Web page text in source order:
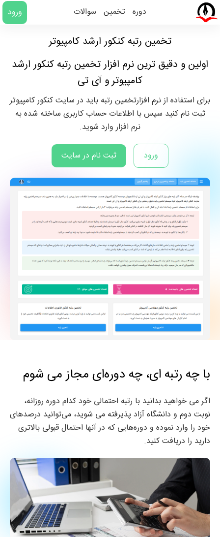
دوره تخمین سوالات ورود
تخمین رتبه کنکور ارشد کامپیوتر
اولین و دقیق ترین نرم افزار تخمین رتبه کنکور ارشد
کامپیوتر و آی تی
برای استفاده از نرم افزارتخمین رتبه باید در سایت کنکور کامپیوتر
ثبت نام کنید سپس با اطلاعات حساب کاربری ساخته شده به
نرم افزار وارد شوید.
ورود ثبت نام در سایت
با چه رتبه ای، چه دوره‌ای مجاز می شوم
اگر می خواهید بدانید با رتبه احتمالی خود کدام دوره روزانه،
نوبت دوم و دانشگاه آزاد پذیرفته می شوید، می‌توانید درصدهای
خود را وارد نموده و دوره‌هایی که در آنها احتمال قبولی بالاتری
دارید را دریافت کنید.